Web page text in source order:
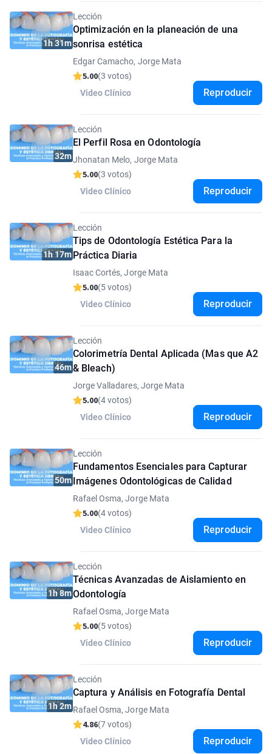
1h 31m
Lección
Optimización en la planeación de una
sonrisa estética
Edgar Camacho, Jorge Mata
5.00(3 votos)
Video Clínico
Reproducir
32m
Lección
El Perfil Rosa en Odontología
Jhonatan Melo, Jorge Mata
5.00(3 votos)
Video Clínico
Reproducir
1h 17m
Lección
Tips de Odontología Estética Para la
Práctica Diaria
Isaac Cortés, Jorge Mata
5.00(5 votos)
Video Clínico
Reproducir
46m
Lección
Colorimetría Dental Aplicada (Mas que A2
& Bleach)
Jorge Valladares, Jorge Mata
5.00(4 votos)
Video Clínico
Reproducir
50m
Lección
Fundamentos Esenciales para Capturar
Imágenes Odontológicas de Calidad
Rafael Osma, Jorge Mata
5.00(4 votos)
Video Clínico
Reproducir
1h 8m
Lección
Técnicas Avanzadas de Aislamiento en
Odontología
Rafael Osma, Jorge Mata
5.00(5 votos)
Video Clínico
Reproducir
1h 2m
Lección
Captura y Análisis en Fotografía Dental
Rafael Osma, Jorge Mata
4.86(7 votos)
Video Clínico
Reproducir